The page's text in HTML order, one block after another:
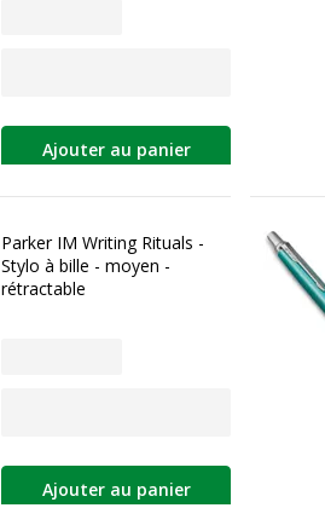
Ajouter au panier
Parker IM Writing Rituals -
Stylo à bille - moyen -
rétractable
Ajouter au panier